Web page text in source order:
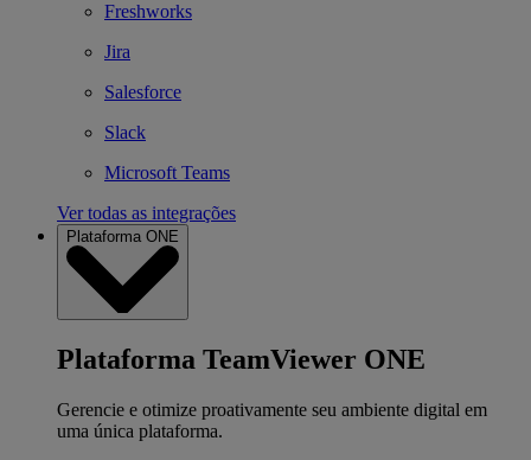
Freshworks
Jira
Salesforce
Slack
Microsoft Teams
Ver todas as integrações
Plataforma ONE
Plataforma TeamViewer ONE
Gerencie e otimize proativamente seu ambiente digital em
uma única plataforma.